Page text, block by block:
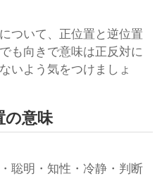
ついて、正位置と逆位置
も向きで意味は正反対に
いよう気をつけましょ
の意味
聡明・知性・冷静・判断